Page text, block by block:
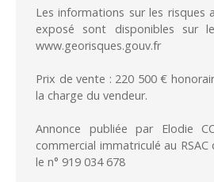
Les informations sur les risques
exposé sont disponibles sur
www.georisques.gouv.fr
Prix de vente : 220 500 €
la charge du vendeur.
Annonce publiée par Elodie
commercial immatriculé au RSAC
le n° 919 034 678